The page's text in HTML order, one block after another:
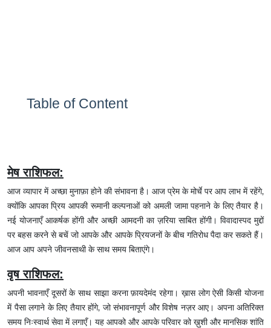
Table of Content
मेष राशिफल:
आज व्यापार में अच्छा मुनाफ़ा होने की संभावना है। आज प्रेम के मोर्चे पर आप लाभ में रहेंगे,
क्योंकि आपका प्रिय आपकी रूमानी कल्पनाओं को अमली जामा पहनाने के लिए तैयार है।
नई योजनाएँ आकर्षक होंगी और अच्छी आमदनी का ज़रिया साबित होंगी। विवादास्पद मुद्दों
पर बहस करने से बचें जो आपके और आपके प्रियजनों के बीच गतिरोध पैदा कर सकते हैं।
आज आप अपने जीवनसाथी के साथ समय बिताएंगे।
वृष राशिफल:
अपनी भावनाएँ दूसरों के साथ साझा करना फ़ायदेमंद रहेगा। ख़ास लोग ऐसी किसी योजना
में पैसा लगाने के लिए तैयार होंगे, जो संभावनापूर्ण और विशेष नज़र आए। अपना अतिरिक्त
समय निःस्वार्थ सेवा में लगाएँ। यह आपको और आपके परिवार को ख़ुशी और मानसिक शांति